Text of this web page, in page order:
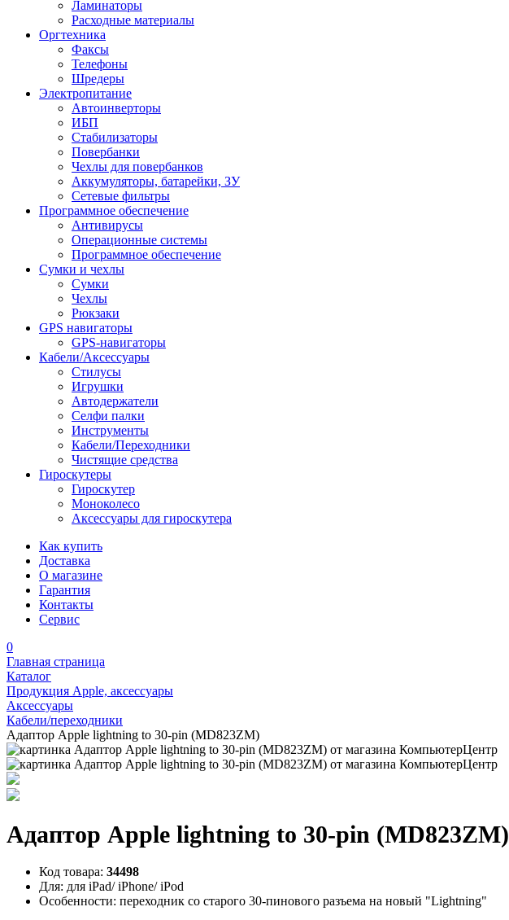
Ламинаторы
Расходные материалы
Оргтехника
Факсы
Телефоны
Шредеры
Электропитание
Автоинверторы
ИБП
Стабилизаторы
Повербанки
Чехлы для повербанков
Аккумуляторы, батарейки, ЗУ
Сетевые фильтры
Программное обеспечение
Антивирусы
Операционные системы
Программное обеспечение
Сумки и чехлы
Сумки
Чехлы
Рюкзаки
GPS навигаторы
GPS-навигаторы
Кабели/Аксессуары
Стилусы
Игрушки
Автодержатели
Селфи палки
Инструменты
Кабели/Переходники
Чистящие средства
Гироскутеры
Гироскутер
Моноколесо
Аксессуары для гироскутера
Как купить
Доставка
О магазине
Гарантия
Контакты
Сервис
0
Главная страница
Каталог
Продукция Apple, аксессуары
Аксессуары
Кабели/переходники
Адаптор Apple lightning to 30-pin (MD823ZM)
Адаптор Apple lightning to 30-pin (MD823ZM)
Код товара: 34498
Для: для iPad/ iPhone/ iPod
Особенности: переходник со старого 30-пинового разъема на новый "Lightning"